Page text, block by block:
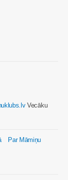
Vecāku
Par Māmiņu